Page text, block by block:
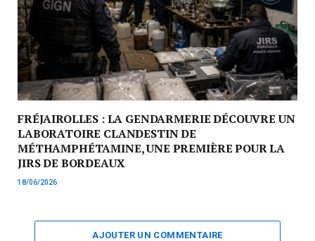
FRÉJAIROLLES : LA GENDARMERIE DÉCOUVRE UN
LABORATOIRE CLANDESTIN DE
MÉTHAMPHÉTAMINE, UNE PREMIÈRE POUR LA
JIRS DE BORDEAUX
18/06/2026
AJOUTER UN COMMENTAIRE